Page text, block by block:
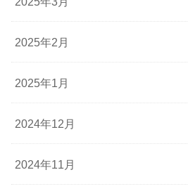
2025年2月
2025年1月
2024年12月
2024年11月